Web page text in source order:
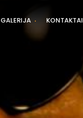
GALERIJA KONTAKTAI